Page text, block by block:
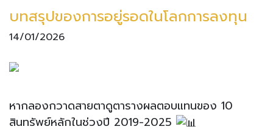
บทสรุปของการอยู่รอดในโลกการลงทุน
14/01/2026
หากลองกวาดสายตาดูตารางผลตอบแทนของ 10
สินทรัพย์หลักในช่วงปี 2019-2025